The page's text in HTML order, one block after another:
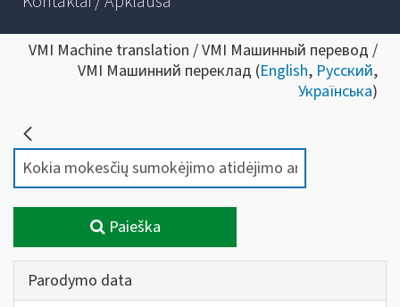
VMI Machine translation / VMI Машинный перевод /
VMI Машинний переклад (English, Русский,
Українська)
Paieška
Parodymo data